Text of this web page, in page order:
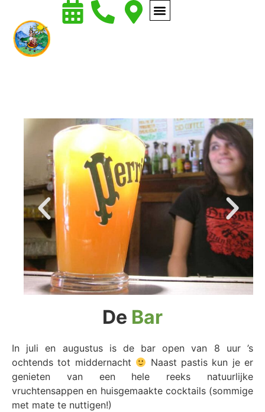
De Bar
In juli en augustus is de bar open van 8 uur ’s
ochtends tot middernacht
Naast pastis kun je er
genieten van een hele reeks natuurlijke
vruchtensappen en huisgemaakte cocktails (sommige
met mate te nuttigen!)